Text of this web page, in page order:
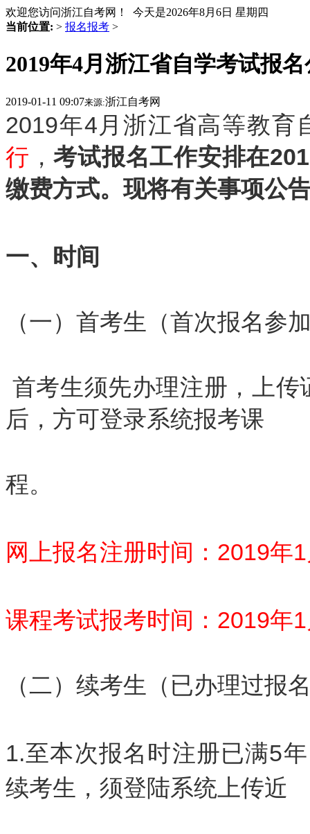
欢迎您访问浙江自考网！ 今天是2026年8月6日 星期四
当前位置: > 报名报考 >
2019年4月浙江省自学考试报
2019-01-11 09:07来源:浙江自考网
2019年4月浙江省高等教育
行 ，考试报名工作安排在
缴费方式。现将有关事项公
一、时间
（一）首考生（首次报名参
首考生须先办理注册，上
后，方可登录系统报考课
程。
网上报名注册时间：2019年
课程考试报考时间：2019年
（二）续考生（已办理过报
1.至本次报名时注册已满5
续考生，须登陆系统上传近